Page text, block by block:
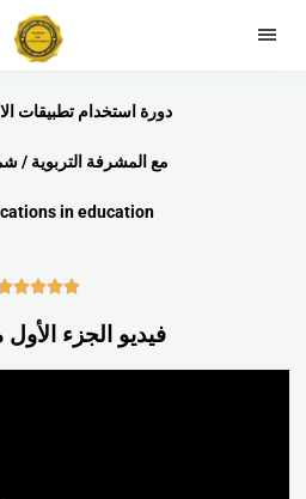
دورة استخدام تطبيقات
مع المشرفة التربوية /
in education




فيديو الجزء